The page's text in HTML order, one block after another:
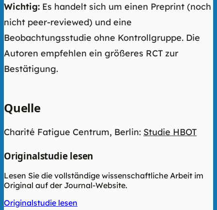
Wichtig: Es handelt sich um einen Preprint (noch
nicht peer-reviewed) und eine
Beobachtungsstudie ohne Kontrollgruppe. Die
Autoren empfehlen ein größeres RCT zur
Bestätigung.
Quelle
Charité Fatigue Centrum, Berlin: Studie HBOT
Originalstudie lesen
Lesen Sie die vollständige wissenschaftliche Arbeit im
Original auf der Journal-Website.
Originalstudie lesen